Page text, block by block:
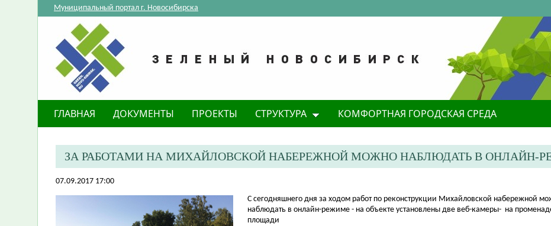
Муниципальный портал г. Новосибирска
ГЛАВНАЯ ДОКУМЕНТЫ ПРОЕКТЫ СТРУКТУРА КОМФОРТНАЯ ГОРОДСКАЯ СРЕДА
ЗА РАБОТАМИ НА МИХАЙЛОВСКОЙ НАБЕРЕЖНОЙ МОЖНО НАБЛЮДАТЬ В ОНЛАЙН-
07.09.2017 17:00
​С сегодняшнего дня за ходом работ по реконструкции Михайловской набережной
наблюдать в онлайн-режиме - на объекте установлены две веб-камеры- на
площади